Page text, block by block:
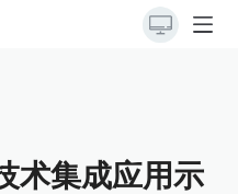
术集成应用示